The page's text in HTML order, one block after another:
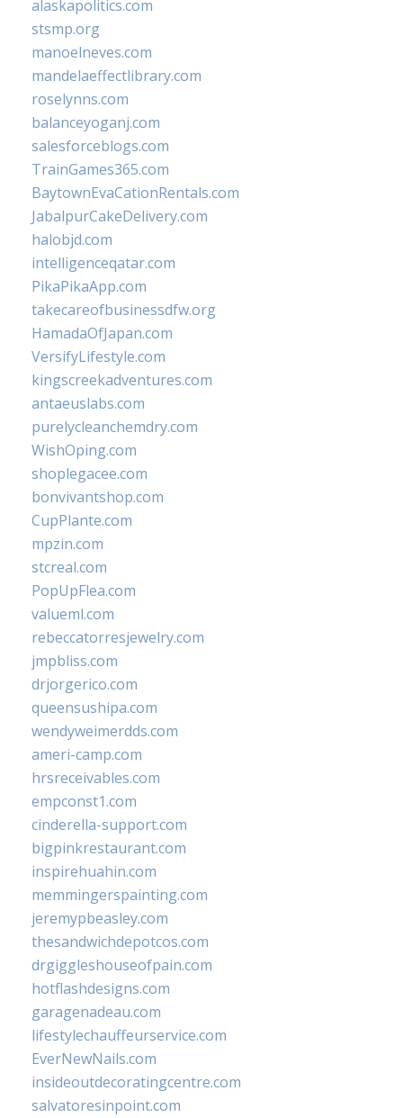
alaskapolitics.com
stsmp.org
manoelneves.com
mandelaeffectlibrary.com
roselynns.com
balanceyoganj.com
salesforceblogs.com
TrainGames365.com
BaytownEvaCationRentals.com
JabalpurCakeDelivery.com
halobjd.com
intelligenceqatar.com
PikaPikaApp.com
takecareofbusinessdfw.org
HamadaOfJapan.com
VersifyLifestyle.com
kingscreekadventures.com
antaeuslabs.com
purelycleanchemdry.com
WishOping.com
shoplegacee.com
bonvivantshop.com
CupPlante.com
mpzin.com
stcreal.com
PopUpFlea.com
valueml.com
rebeccatorresjewelry.com
jmpbliss.com
drjorgerico.com
queensushipa.com
wendyweimerdds.com
ameri-camp.com
hrsreceivables.com
empconst1.com
cinderella-support.com
bigpinkrestaurant.com
inspirehuahin.com
memmingerspainting.com
jeremypbeasley.com
thesandwichdepotcos.com
drgiggleshouseofpain.com
hotflashdesigns.com
garagenadeau.com
lifestylechauffeurservice.com
EverNewNails.com
insideoutdecoratingcentre.com
salvatoresinpoint.com